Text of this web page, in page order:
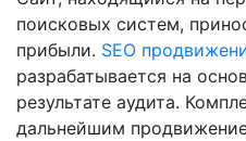
поисковых систем,
прибыли. SEO
разрабатывается на
результате аудита.
дальнейшим